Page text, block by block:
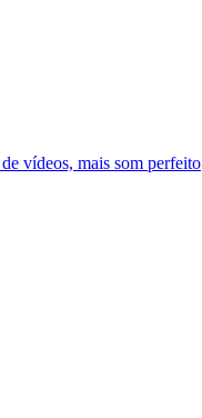
vídeos, mais som perfeito